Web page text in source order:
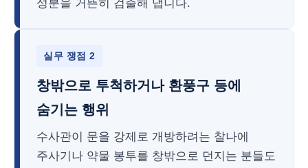
성분을 거뜬히 검출해 냅니다.
실무 쟁점 2
창밖으로 투척하거나 환풍구 등에
숨기는 행위
수사관이 문을 강제로 개방하려는 찰나에
주사기나 약물 봉투를 창밖으로 던지는 분들도